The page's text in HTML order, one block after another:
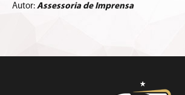
Autor: Assessoria de Imprensa